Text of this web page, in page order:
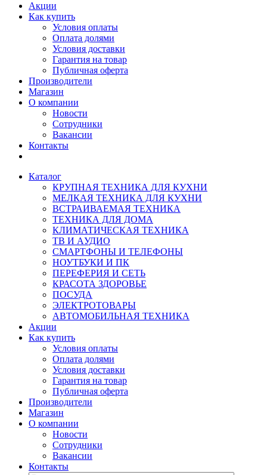
Акции
Как купить
Условия оплаты
Оплата долями
Условия доставки
Гарантия на товар
Публичная оферта
Производители
Магазин
О компании
Новости
Сотрудники
Вакансии
Контакты
Каталог
КРУПНАЯ ТЕХНИКА ДЛЯ КУХНИ
МЕЛКАЯ ТЕХНИКА ДЛЯ КУХНИ
ВСТРАИВАЕМАЯ ТЕХНИКА
ТЕХНИКА ДЛЯ ДОМА
КЛИМАТИЧЕСКАЯ ТЕХНИКА
ТВ И AУДИО
СМАРТФОНЫ И ТЕЛЕФОНЫ
НОУТБУКИ И ПК
ПЕРЕФЕРИЯ И СЕТЬ
КРАСОТА ЗДОРОВЬЕ
ПОСУДА
ЭЛЕКТРОТОВАРЫ
АВТОМОБИЛЬНАЯ ТЕХНИКА
Акции
Как купить
Условия оплаты
Оплата долями
Условия доставки
Гарантия на товар
Публичная оферта
Производители
Магазин
О компании
Новости
Сотрудники
Вакансии
Контакты